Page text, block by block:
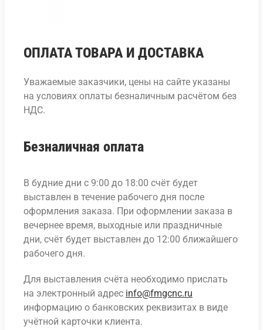
ОПЛАТА ТОВАРА И ДОСТАВКА
Уважаемые заказчики, цены на сайте указаны
на условиях оплаты безналичным расчётом без
НДС.
Безналичная оплата
В будние дни с 9:00 до 18:00 счёт будет
выставлен в течение рабочего дня после
оформления заказа. При оформлении заказа в
вечернее время, выходные или праздничные
дни, счёт будет выставлен до 12:00 ближайшего
рабочего дня.
Для выставления счёта необходимо прислать
на электронный адрес info@fmgcnc.ru
информацию о банковских реквизитах в виде
учётной карточки клиента.